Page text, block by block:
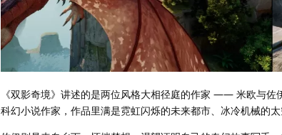
《双影奇境》讲述的是两位风格大相径庭的作家 —— 米欧与
科幻小说作家，作品里满是霓虹闪烁的未来都市、冰冷机械的太